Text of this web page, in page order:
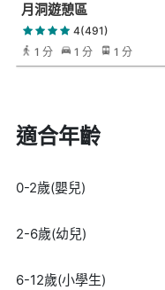
月洞遊憩區
4(491)
1 分
1 分 1 分
適合年齡
0-2歲(嬰兒)
2-6歲(幼兒)
6-12歲(小學生)